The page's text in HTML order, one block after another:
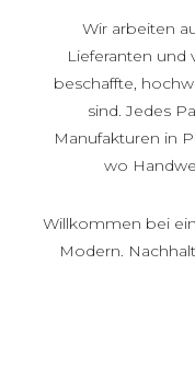
Wir arbeiten
Lieferanten und
beschaffte,
sind. Jedes
Manufakturen in
wo
Willkommen bei
Modern.